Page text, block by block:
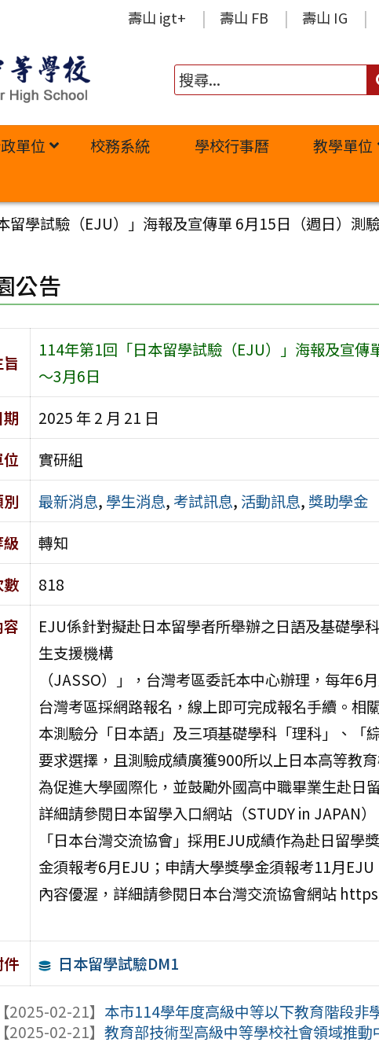
壽山 igt+ 壽山 FB 壽山 IG
單位 校務系統 學校行事曆 教學單位
留學試驗（EJU）」海報及宣傳單 6月15日（週日）測
公告
114年第1回「日本留學試驗（EJU）」海報及宣
～3月6日
2025 年 2 月 21 日
位
實研組
最新消息, 學生消息, 考試訊息, 活動訊息, 獎助學金
級
轉知
數
818
EJU係針對擬赴日本留學者所舉辦之日語及基礎學
生支援機構
（JASSO）」，台灣考區委託本中心辦理，每年6
台灣考區採網路報名，線上即可完成報名手續。
本測驗分「日本語」及三項基礎學科「理科」、「
要求選擇，且測驗成績廣獲900所以上日本高等教
為促進大學國際化，並鼓勵外國高中職畢業生赴日
詳細請參閱日本留學入口網站（STUDY in
「日本台灣交流協會」採用EJU成績作為赴日留
金須報考6月EJU；申請大學獎學金須報考11月
內容優渥，詳細請參閱日本台灣交流協會網站
件 日本留學試驗DM1
【2025-02-21】 本市114學年度高級中等以下教育階段非
【2025-02-21】教育部技術型高級中等學校社會領域推